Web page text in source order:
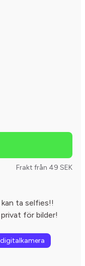
Frakt från 49 SEK
kan ta selfies!!
för bilder!
digitalkamera